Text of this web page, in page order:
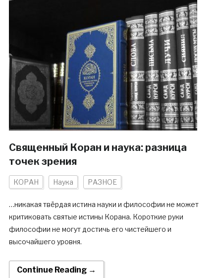
Священный Коран и наука: разница
точек зрения
КОРАН Наука РАЗНОЕ
…никакая твёрдая истина науки и философии не может
критиковать святые истины Корана. Короткие руки
философии не могут достичь его чистейшего и
высочайшего уровня.
Continue Reading →